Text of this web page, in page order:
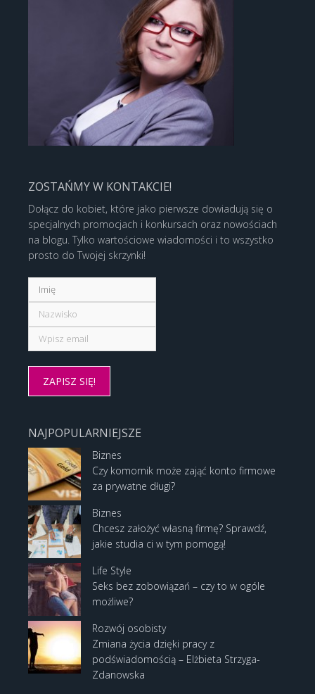
ZOSTAŃMY W KONTAKCIE!
Dołącz do kobiet, które jako pierwsze dowiadują się o
specjalnych promocjach i konkursach oraz nowościach
na blogu. Tylko wartościowe wiadomości i to wszystko
prosto do Twojej skrzynki!
NAJPOPULARNIEJSZE
Biznes
Czy komornik może zająć konto firmowe
za prywatne długi?
Biznes
Chcesz założyć własną firmę? Sprawdź,
jakie studia ci w tym pomogą!
Life Style
Seks bez zobowiązań – czy to w ogóle
możliwe?
Rozwój osobisty
Zmiana życia dzięki pracy z
podświadomością – Elżbieta Strzyga-
Zdanowska